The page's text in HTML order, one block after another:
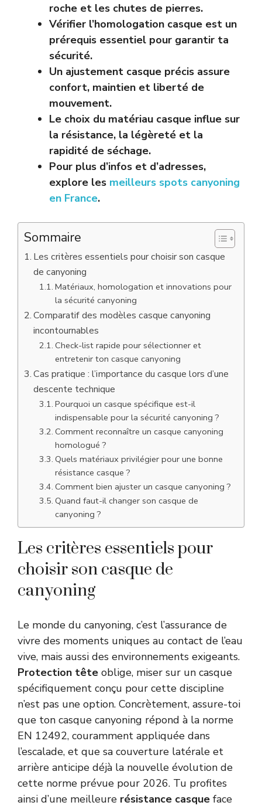
roche et les chutes de pierres.
Vérifier l’homologation casque est un
prérequis essentiel pour garantir ta
sécurité.
Un ajustement casque précis assure
confort, maintien et liberté de
mouvement.
Le choix du matériau casque influe sur
la résistance, la légèreté et la
rapidité de séchage.
Pour plus d’infos et d’adresses,
explore les meilleurs spots canyoning
en France.
Sommaire
Les critères essentiels pour choisir son casque
de canyoning
Matériaux, homologation et innovations pour
la sécurité canyoning
Comparatif des modèles casque canyoning
incontournables
Check-list rapide pour sélectionner et
entretenir ton casque canyoning
Cas pratique : l’importance du casque lors d’une
descente technique
Pourquoi un casque spécifique est-il
indispensable pour la sécurité canyoning ?
Comment reconnaître un casque canyoning
homologué ?
Quels matériaux privilégier pour une bonne
résistance casque ?
Comment bien ajuster un casque canyoning ?
Quand faut-il changer son casque de
canyoning ?
Les critères essentiels pour
choisir son casque de
canyoning
Le monde du canyoning, c’est l’assurance de
vivre des moments uniques au contact de l’eau
vive, mais aussi des environnements exigeants.
Protection tête oblige, miser sur un casque
spécifiquement conçu pour cette discipline
n’est pas une option. Concrètement, assure-toi
que ton casque canyoning répond à la norme
EN 12492, couramment appliquée dans
l’escalade, et que sa couverture latérale et
arrière anticipe déjà la nouvelle évolution de
cette norme prévue pour 2026. Tu profites
ainsi d’une meilleure résistance casque face